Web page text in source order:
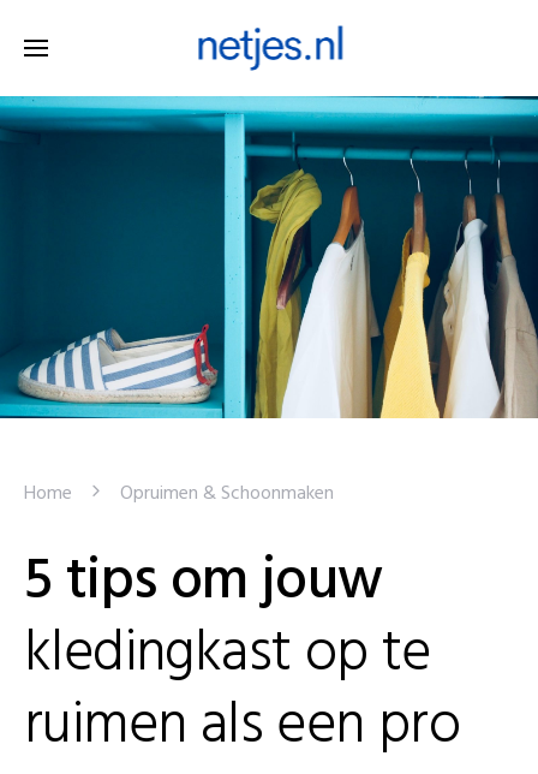
Home Opruimen & Schoonmaken
5 tips om jouw
kledingkast op te
ruimen als een pro